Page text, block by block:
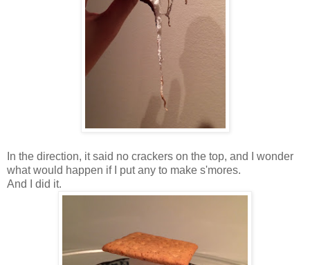
In the direction, it said no crackers on the top, and I wonder
what would happen if I put any to make s'mores.
And I did it.